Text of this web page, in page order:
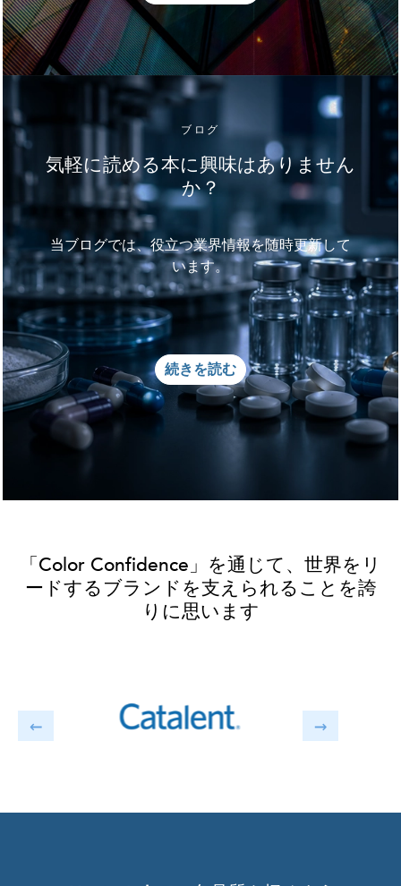
ブログ
気軽に読める本に興味はありません
か？
当ブログでは、役立つ業界情報を随時更新して
います。
続きを読む
「Color Confidence」を通じて、世界をリ
ードするブランドを支えられることを誇
りに思います